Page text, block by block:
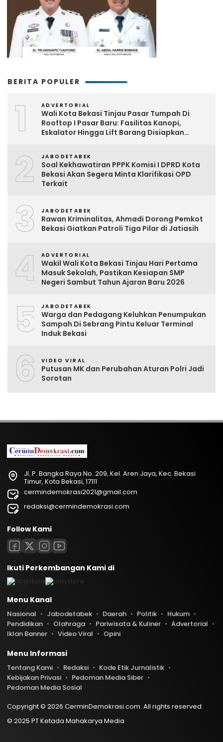
BERITA POPULER
1 ADVERTORIAL
Wali Kota Bekasi Tinjau Pasar Tumpah Di
Rooftop I Pasar Baru: Fasilitas Kanopi,
Eskalator Hingga Lift Barang Disiapkan
2 JABODETABEK
Soal Kekhawatiran PPPK Komisi I DPRD Kota
Bekasi Akan Segera Minta Klarifikasi OPD
Terkait
3 JABODETABEK
Rawan Kriminalitas, Ahmadi Dorong Pemkot
Bekasi Giatkan Patroli Tiga Pilar di Jatiasih
4 ADVERTORIAL
Wakil Wali Kota Bekasi Tinjau Hari Pertama
Masuk Sekolah, Pastikan Kesiapan SMP
Negeri Sambut Tahun Ajaran Baru 2026
5 JABODETABEK
Warga dan Pedagang Keluhkan Penumpukan
Sampah Di Sebrang Pintu Keluar Terminal
Induk Bekasi
6 VIDEO VIRAL
Putusan MK dan Perubahan Aturan Polri Jadi
Sorotan
Jl. P. Bangka Raya No. 209, Kel. Aren Jaya, Kec. Bekasi
Timur, Kota Bekasi, 17111
cermindemokrasi2021@gmail.com
redaksi@cermindemokrasi.com
Follow Kami
Ikuti Perkembangan Kami di
Menu Kanal
Nasional Jabodetabek Daerah Politik
Hukum
Pendidikan
Olahraga Pariwisata & Kuliner
Advertorial
Iklan Banner
Video Viral Opini
Menu Informasi
Tentang Kami Redaksi
Kode Etik Jurnalistik
Kebijakan Privasi
Pedoman Media Siber
Pedoman Media Sosial
Copyright © 2026 CerminDemokrasi.com. All rights reserved.
© 2025 PT Ketada Mahakarya Media